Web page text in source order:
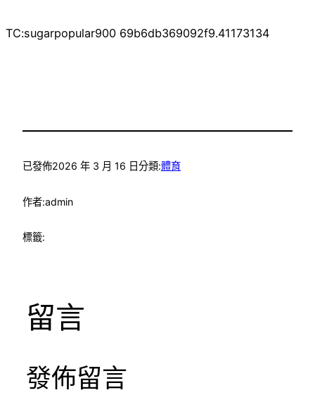
TC:sugarpopular900 69b6db369092f9.41173134
已發佈2026 年 3 月 16 日分類:體育
作者:admin
標籤:
留言
發佈留言